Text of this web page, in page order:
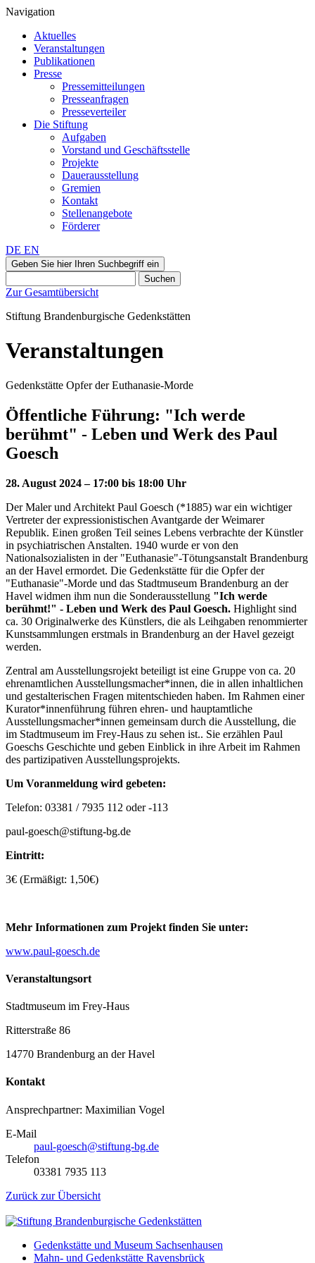
Navigation
Aktuelles
Veranstaltungen
Publikationen
Presse
Pressemitteilungen
Presseanfragen
Presseverteiler
Die Stiftung
Aufgaben
Vorstand und Geschäftsstelle
Projekte
Dauerausstellung
Gremien
Kontakt
Stellenangebote
Förderer
DE EN
Geben Sie hier Ihren Suchbegriff ein
Suchen
Zur Gesamtübersicht
Stiftung Brandenburgische Gedenkstätten
Veranstaltungen
Gedenkstätte Opfer der Euthanasie-Morde
Öffentliche Führung: "Ich werde
berühmt" - Leben und Werk des Paul
Goesch
28. August 2024 – 17:00 bis 18:00 Uhr
Der Maler und Architekt Paul Goesch (*1885) war ein wichtiger
Vertreter der expressionistischen Avantgarde der Weimarer
Republik. Einen großen Teil seines Lebens verbrachte der Künstler
in psychiatrischen Anstalten. 1940 wurde er von den
Nationalsozialisten in der "Euthanasie"-Tötungsanstalt Brandenburg
an der Havel ermordet. Die Gedenkstätte für die Opfer der
"Euthanasie"-Morde und das Stadtmuseum Brandenburg an der
Havel widmen ihm nun die Sonderausstellung "Ich werde
berühmt!" - Leben und Werk des Paul Goesch. Highlight sind
ca. 30 Originalwerke des Künstlers, die als Leihgaben renommierter
Kunstsammlungen erstmals in Brandenburg an der Havel gezeigt
werden.
Zentral am Ausstellungsrojekt beteiligt ist eine Gruppe von ca. 20
ehrenamtlichen Ausstellungsmacher*innen, die in allen inhaltlichen
und gestalterischen Fragen mitentschieden haben. Im Rahmen einer
Kurator*innenführung führen ehren- und hauptamtliche
Ausstellungsmacher*innen gemeinsam durch die Ausstellung, die
im Stadtmuseum im Frey-Haus zu sehen ist.. Sie erzählen Paul
Goeschs Geschichte und geben Einblick in ihre Arbeit im Rahmen
des partizipativen Ausstellungsprojekts.
Um Voranmeldung wird gebeten:
Telefon: 03381 / 7935 112 oder -113
paul-goesch@stiftung-bg.de
Eintritt:
3€ (Ermäßigt: 1,50€)
Mehr Informationen zum Projekt finden Sie unter:
www.paul-goesch.de
Veranstaltungsort
Stadtmuseum im Frey-Haus
Ritterstraße 86
14770 Brandenburg an der Havel
Kontakt
Ansprechpartner: Maximilian Vogel
E-Mail
paul-goesch@stiftung-bg.de
Telefon
03381 7935 113
Zurück zur Übersicht
Gedenkstätte und Museum Sachsenhausen
Mahn- und Gedenkstätte Ravensbrück